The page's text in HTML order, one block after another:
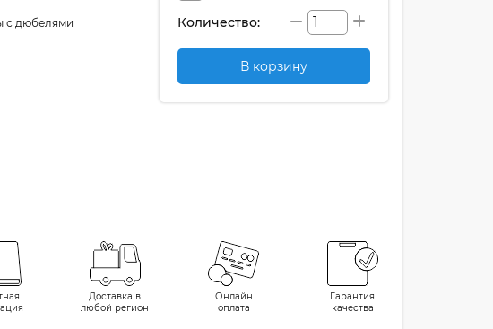
с дюбелями Количество:
В корзину
Доставка в
любой регион
Онлайн
оплата
Гарантия
качества